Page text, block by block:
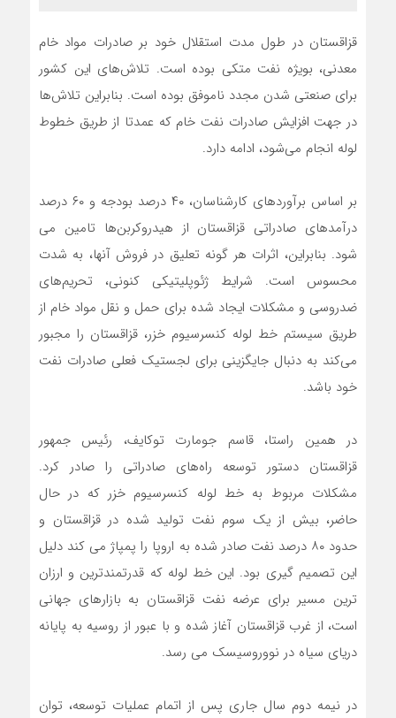
قزاقستان در طول مدت استقلال خود بر صادرات مواد خام
معدنی، بویژه نفت متکی بوده‌ است. تلاش‌های این کشور
برای صنعتی‌ شدن مجدد ناموفق بوده است. بنابراین تلاش‌ها
در جهت افزایش صادرات نفت خام که عمدتا از طریق خطوط
لوله انجام می‌شود، ادامه دارد.
بر اساس برآوردهای کارشناسان، ۴۰ درصد بودجه و ۶۰ درصد
درآمدهای صادراتی قزاقستان از هیدروکربن‌ها تامین می
شود. بنابراین، اثرات هر گونه تعلیق در فروش آنها، به شدت
محسوس است. شرایط ژئوپلیتیکی کنونی، تحریم‌های
ضدروسی و مشکلات ایجاد شده برای حمل و نقل مواد خام از
طریق سیستم خط لوله کنسرسیوم خزر، قزاقستان را مجبور
می‌کند به دنبال جایگزینی برای لجستیک فعلی صادرات نفت
خود باشد.
در همین راستا، قاسم جومارت توکایف، رئیس جمهور
قزاقستان دستور توسعه راه‌های صادراتی را صادر کرد.
مشکلات مربوط به خط لوله کنسرسیوم خزر که در حال
حاضر، بیش از یک سوم نفت تولید شده در قزاقستان و
حدود ۸۰ درصد نفت صادر شده به اروپا را پمپاژ می کند دلیل
این تصمیم گیری بود. این خط لوله که قدرتمندترین و ارزان
ترین مسیر برای عرضه نفت قزاقستان به بازارهای جهانی
است، از غرب قزاقستان آغاز شده و با عبور از روسیه به پایانه
دریای سیاه در نووروسیسک می رسد.
در نیمه دوم سال جاری پس از اتمام عملیات توسعه، توان